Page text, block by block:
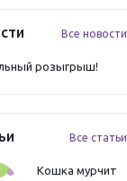
Все новости
розыгрыш!
Все статьи
Кошка мурчит